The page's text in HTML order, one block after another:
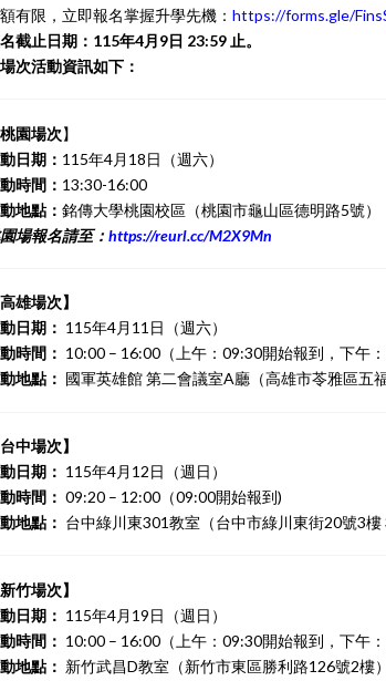
有限，立即報名掌握升學先機： https://forms.gle/
截止日期：115年4月9日 23:59 止。
次活動資訊如下：
桃園場次】
日期： 115年4月18日（週六）
時間： 13:30-16:00
地點： 銘傳大學桃園校區（桃園市龜山區德明路5號）
場報名請至： https://reurl.cc/M2X9Mn
高雄場次】
日期： 115年4月11日（週六）
時間： 10:00 – 16:00（上午：09:30開始報到，下午：
地點： 國軍英雄館 第二會議室A廳（高雄市苓雅區五
台中場次】
日期： 115年4月12日（週日）
時間： 09:20 – 12:00（09:00開始報到)
地點： 台中綠川東301教室（台中市綠川東街20號3樓
新竹場次】
日期： 115年4月19日（週日）
時間： 10:00 – 16:00（上午：09:30開始報到，下午：
地點： 新竹武昌D教室（新竹市東區勝利路126號2樓）